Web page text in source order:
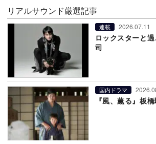
リアルサウンド厳選記事
連載 2026.07.11
ロックスターと
司
国内ドラマ
『風、薫る』板